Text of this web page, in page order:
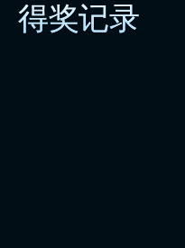
得奖记录
得奖记录